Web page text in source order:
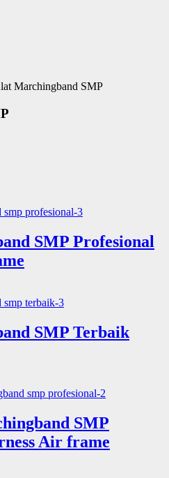
Marchingband SMP
SMP Profesional
SMP Terbaik
SMP
Air frame